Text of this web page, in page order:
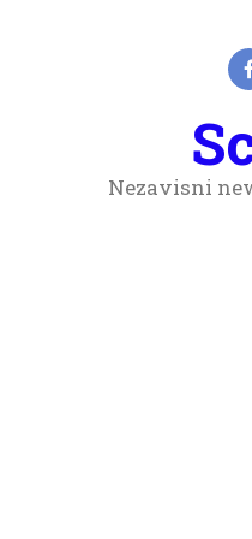
Nezavisni